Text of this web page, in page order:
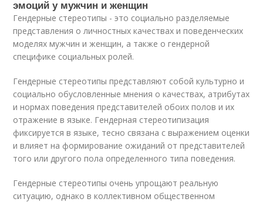
эмоций у мужчин и женщин
Гендерные стереотипы - это социально разделяемые
представления о личностных качествах и поведенческих
моделях мужчин и женщин, а также о гендерной
специфике социальных ролей.
Гендерные стереотипы представляют собой культурно и
социально обусловленные мнения о качествах, атрибутах
и нормах поведения представителей обоих полов и их
отражение в языке. Гендерная стереотипизация
фиксируется в языке, тесно связана с выражением оценки
и влияет на формирование ожиданий от представителей
того или другого пола определенного типа поведения.
Гендерные стереотипы очень упрощают реальную
ситуацию, однако в коллективном общественном